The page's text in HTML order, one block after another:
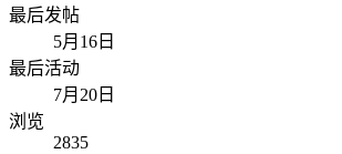
最后发帖
5月16日
最后活动
7月20日
浏览
2835